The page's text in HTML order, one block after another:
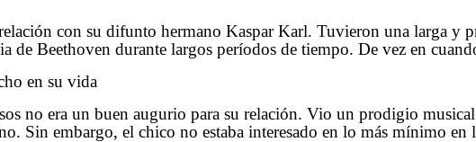
con su difunto hermano Kaspar Karl. Tuvieron una larga y
Beethoven durante largos períodos de tiempo. De vez en
en su vida
no era un buen augurio para su relación. Vio un prodigio
Sin embargo, el chico no estaba interesado en lo más mínimo en